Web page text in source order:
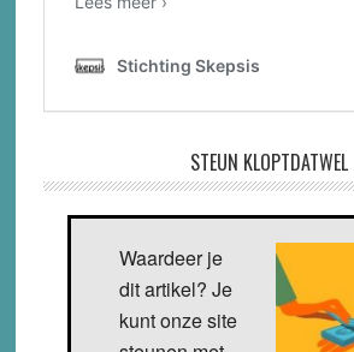
STEUN KLOPTDATWEL
Waardeer je
dit artikel? Je
kunt onze site